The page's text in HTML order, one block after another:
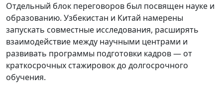
Отдельный блок переговоров был посвящен науке и
образованию. Узбекистан и Китай намерены
запускать совместные исследования, расширять
взаимодействие между научными центрами и
развивать программы подготовки кадров — от
краткосрочных стажировок до долгосрочного
обучения.